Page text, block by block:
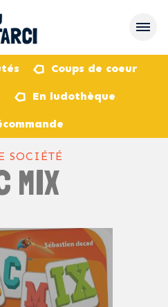
Coups de coeur
En ludothèque
SOCIÉTÉ
MIX